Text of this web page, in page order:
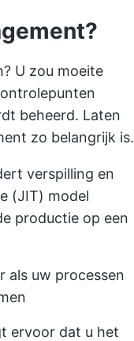
U zou moeite
beheerd. Laten
zo belangrijk is.
verspilling en
(JIT) model
productie op een
als uw processen
ervoor dat u het